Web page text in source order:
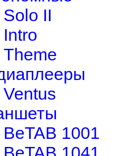
Solo II
Intro
Theme
Ventus
BeTAB 1001